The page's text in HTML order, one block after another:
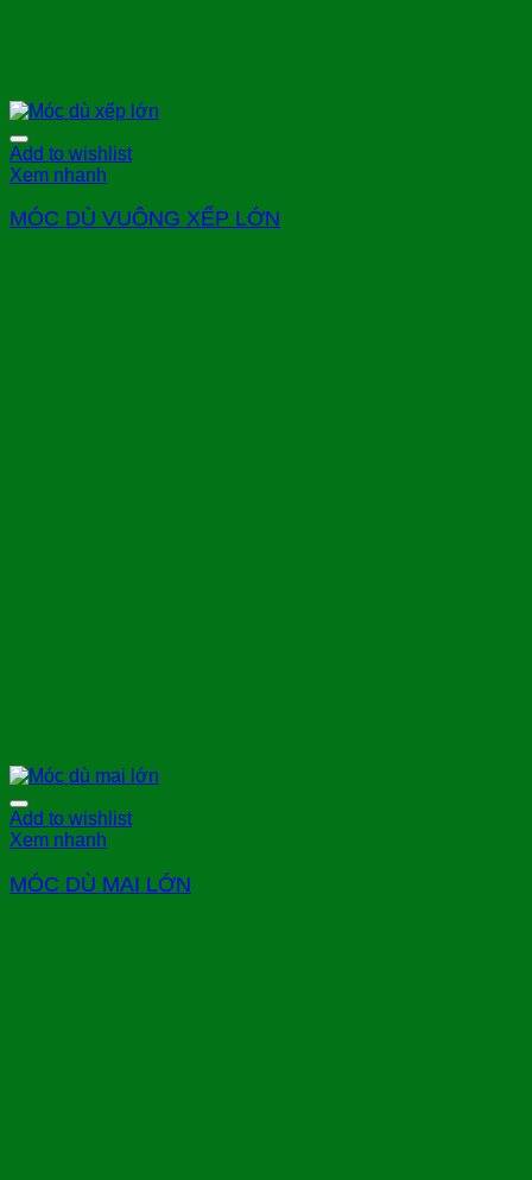
Add to wishlist
Xem nhanh
MÓC DÙ VUÔNG XẾP LỚN
Add to wishlist
Xem nhanh
MÓC DÙ MAI LỚN